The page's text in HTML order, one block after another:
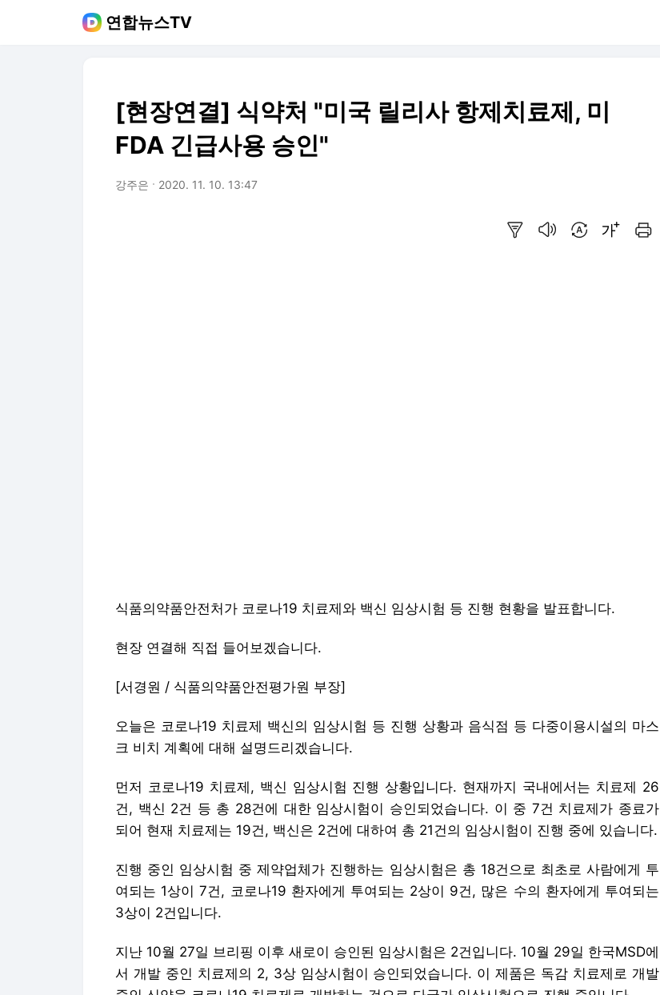
연합뉴스TV
[현장연결] 식약처 "미국 릴리사 항제치료제, 미
FDA 긴급사용 승인"
강주은 2020. 11. 10. 13:47
식품의약품안전처가 코로나19 치료제와 백신 임상시험 등 진행 현황을 발표합니다.
현장 연결해 직접 들어보겠습니다.
[서경원 / 식품의약품안전평가원 부장]
오늘은 코로나19 치료제 백신의 임상시험 등 진행 상황과 음식점 등 다중이용시설의 마스
크 비치 계획에 대해 설명드리겠습니다.
먼저 코로나19 치료제, 백신 임상시험 진행 상황입니다. 현재까지 국내에서는 치료제 26
건, 백신 2건 등 총 28건에 대한 임상시험이 승인되었습니다. 이 중 7건 치료제가 종료가
되어 현재 치료제는 19건, 백신은 2건에 대하여 총 21건의 임상시험이 진행 중에 있습니다.
진행 중인 임상시험 중 제약업체가 진행하는 임상시험은 총 18건으로 최초로 사람에게 투
여되는 1상이 7건, 코로나19 환자에게 투여되는 2상이 9건, 많은 수의 환자에게 투여되는
3상이 2건입니다.
지난 10월 27일 브리핑 이후 새로이 승인된 임상시험은 2건입니다. 10월 29일 한국MSD에
서 개발 중인 치료제의 2, 3상 임상시험이 승인되었습니다. 이 제품은 독감 치료제로 개발